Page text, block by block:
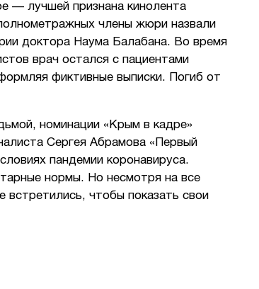
— лучшей признана кинолента
члены жюри назвали
доктора Наума Балабана. Во время
врач остался с пациентами
фиктивные выписки. Погиб от
номинации «Крым в кадре»
Сергея Абрамова «Первый
пандемии коронавируса.
нормы. Но несмотря на все
встретились, чтобы показать свои